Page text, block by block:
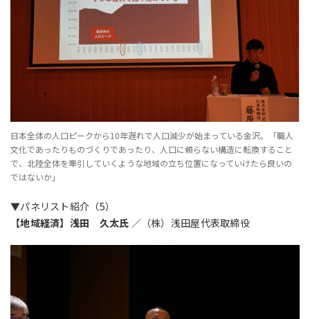
日本全体の人口ピークから10年遅れで人口減少が始まっている金沢。「職人
文化であったりものづくりであったり、人口に頼らない構造に転換すること
で、北陸全体を牽引していくような地域の立ち位置になっていけたら良いの
ではないか」
▼パネリスト紹介（5）
【地域経済】浅田 久太氏 ／（株）浅田屋代表取締役